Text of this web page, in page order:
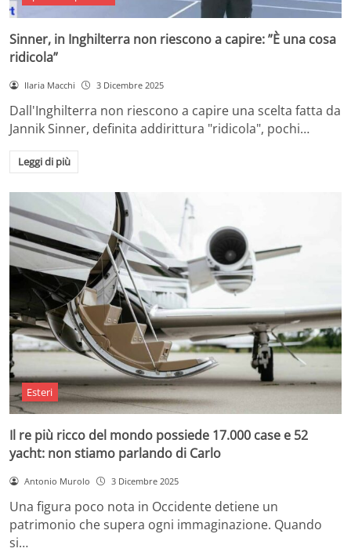
Sinner, in Inghilterra non riescono a capire: ”È una cosa
ridicola”
Ilaria Macchi 3 Dicembre 2025
Dall'Inghilterra non riescono a capire una scelta fatta da
Jannik Sinner, definita addirittura "ridicola", pochi…
Leggi di più
Esteri
Il re più ricco del mondo possiede 17.000 case e 52
yacht: non stiamo parlando di Carlo
Antonio Murolo 3 Dicembre 2025
Una figura poco nota in Occidente detiene un
patrimonio che supera ogni immaginazione. Quando
si…